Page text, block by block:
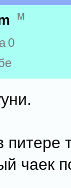
м
0
питере
чаек